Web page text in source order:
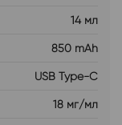
14 мл
850 mAh
USB Type-C
18 мг/мл